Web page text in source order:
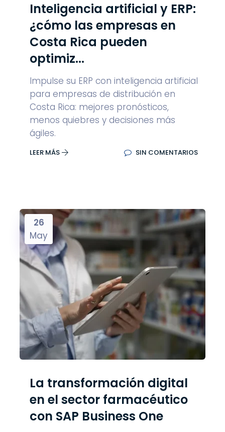
Inteligencia artificial y ERP:
¿cómo las empresas en
Costa Rica pueden
optimiz...
Impulse su ERP con inteligencia artificial
para empresas de distribución en
Costa Rica: mejores pronósticos,
menos quiebres y decisiones más
ágiles.
LEER MÁS SIN COMENTARIOS
26
May
La transformación digital
en el sector farmacéutico
con SAP Business One